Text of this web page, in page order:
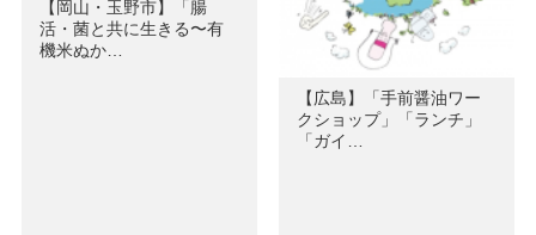
【岡山・玉野市】「腸
活・菌と共に生きる〜有
機米ぬか…
【広島】「手前醤油ワー
クショップ」「ランチ」
「ガイ…